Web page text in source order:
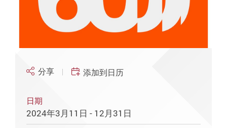
分享 添加到日历
日期
2024年3月11日 - 12月31日